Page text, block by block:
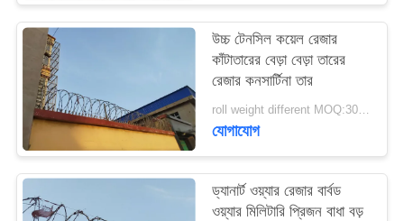
উচ্চ টেনসিল কয়েল রেজার
কাঁটাতারের বেড়া বেড়া তারের
রেজার কনসার্টিনা তার
roll weight different MOQ:3000m
যোগাযোগ
ড্যানার্ট ওয়্যার রেজার বার্বড
ওয়্যার মিলিটারি প্রিজন বাধা বড়